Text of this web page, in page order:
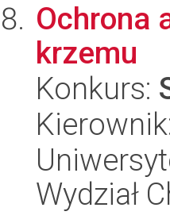
Ochrona
krzemu
Konkurs:
Wydział